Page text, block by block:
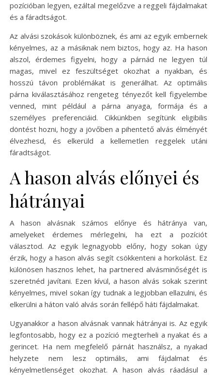
pozícióban legyen, ezáltal megelőzve a reggeli fájdalmakat
és a fáradtságot.
Az alvási szokások különböznek, és ami az egyik embernek
kényelmes, az a másiknak nem biztos, hogy az. Ha hason
alszol, érdemes figyelni, hogy a párnád ne legyen túl
magas, mivel ez feszültséget okozhat a nyakban, és
hosszú távon problémákat is generálhat. Az optimális
párna kiválasztásához rengeteg tényezőt kell figyelembe
venned, mint például a párna anyaga, formája és a
személyes preferenciáid. Cikkünkben segítünk eligibilis
döntést hozni, hogy a jövőben a pihentető alvás élményét
élvezhesd, és elkerüld a kellemetlen reggelek utáni
fáradtságot.
A hason alvás előnyei és
hátrányai
A hason alvásnak számos előnye és hátránya van,
amelyeket érdemes mérlegelni, ha ezt a pozíciót
választod. Az egyik legnagyobb előny, hogy sokan úgy
érzik, hogy a hason alvás segít csökkenteni a horkolást. Ez
különösen hasznos lehet, ha partnered alvásminőségét is
szeretnéd javítani. Ezen kívül, a hason alvás sokak szerint
kényelmes, mivel sokan így tudnak a legjobban ellazulni, és
elkerülni a háton való alvás során fellépő háti fájdalmakat.
Ugyanakkor a hason alvásnak vannak hátrányai is. Az egyik
legfontosabb, hogy ez a pozíció megterheli a nyakat és a
gerincet. Ha nem megfelelő párnát használsz, a nyakad
helyzete nem lesz optimális, ami fájdalmat és
kényelmetlenséget okozhat. A hason alvás ráadásul a